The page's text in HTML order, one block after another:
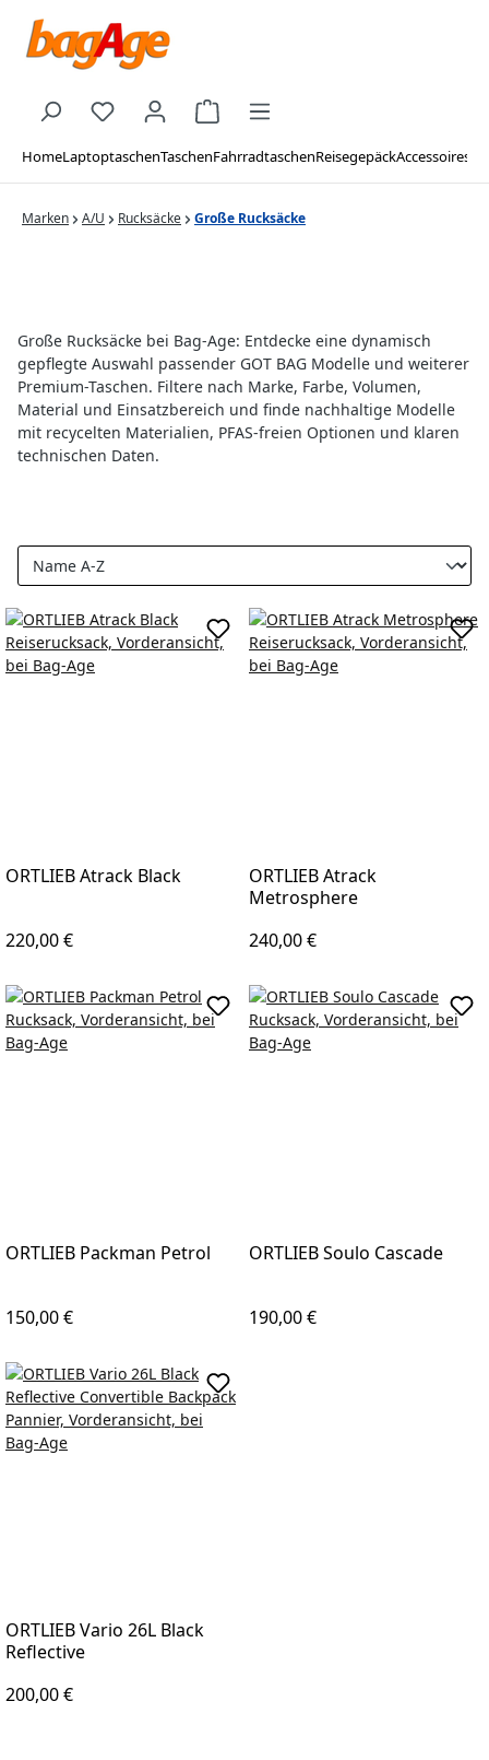
Zum Hauptinhalt springen
Du hast 0 Produkte auf dem Merkzettel
Warenkorb enthält 0 Positionen.
HomeLaptoptaschenTaschenFahrradtaschenReisegepäckAccessoires
Marken A/U Rucksäcke Große Rucksäcke
Große Rucksäcke bei Bag-Age: Entdecke eine dynamisch
gepflegte Auswahl passender GOT BAG Modelle und weiterer
Premium-Taschen. Filtere nach Marke, Farbe, Volumen,
Material und Einsatzbereich und finde nachhaltige Modelle
mit recycelten Materialien, PFAS-freien Optionen und klaren
technischen Daten.
In den Warenkorb
ORTLIEB Atrack Black
Regulärer Preis:
220,00 €
In
ORTLIEB Atrack
Metrosphere
Regulärer Preis:
240,00 €
ORTLIEB Packman Petrol
Regulärer Preis:
150,00 €
ORTLIEB Soulo Cascade
Regulärer Preis:
190,00 €
ORTLIEB Vario 26L Black
Reflective
Regulärer Preis:
200,00 €